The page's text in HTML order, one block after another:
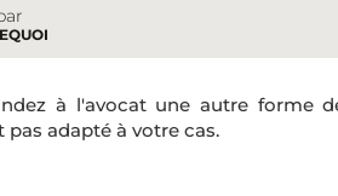
à l'avocat une autre forme
adapté à votre cas.